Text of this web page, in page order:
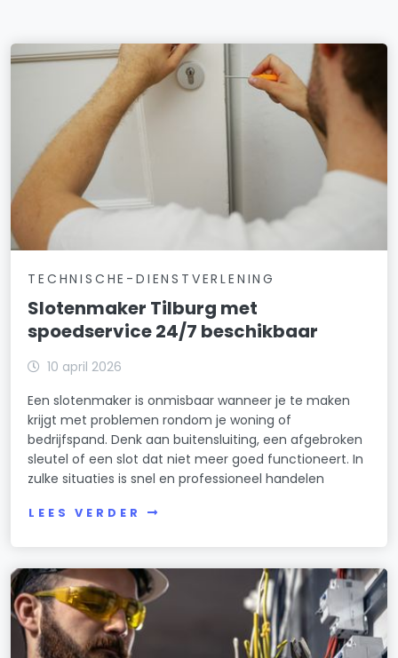
TECHNISCHE-DIENSTVERLENING
Slotenmaker Tilburg met
spoedservice 24/7 beschikbaar
10 april 2026
Een slotenmaker is onmisbaar wanneer je te maken
krijgt met problemen rondom je woning of
bedrijfspand. Denk aan buitensluiting, een afgebroken
sleutel of een slot dat niet meer goed functioneert. In
zulke situaties is snel en professioneel handelen
LEES VERDER